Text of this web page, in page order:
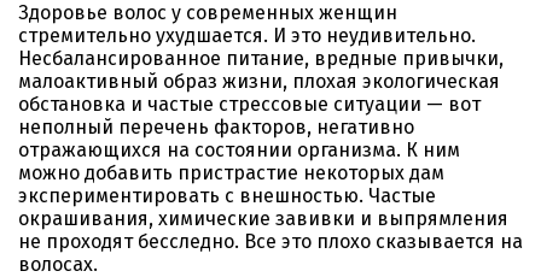
Здоровье волос у современных женщин
стремительно ухудшается. И это неудивительно.
Несбалансированное питание, вредные привычки,
малоактивный образ жизни, плохая экологическая
обстановка и частые стрессовые ситуации — вот
неполный перечень факторов, негативно
отражающихся на состоянии организма. К ним
можно добавить пристрастие некоторых дам
экспериментировать с внешностью. Частые
окрашивания, химические завивки и выпрямления
не проходят бесследно. Все это плохо сказывается на
волосах.